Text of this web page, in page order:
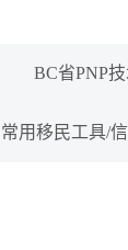
BC省PNP
常用移民工具/